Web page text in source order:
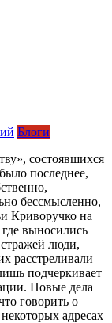
Блоги
состоявшихся
последнее,
бессмысленно,
Криворучко на
выносились
люди,
расстреливали
подчеркивает
Новые дела
говорить о
адресах